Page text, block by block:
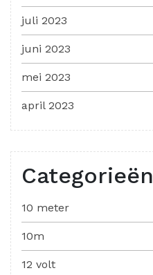
juli 2023
juni 2023
mei 2023
april 2023
Categorieën
10 meter
10m
12 volt